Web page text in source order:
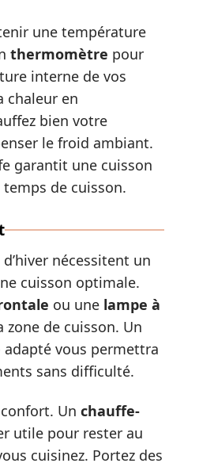
une température
thermomètre pour
interne de vos
chaleur en
bien votre
le froid ambiant.
garantit une cuisson
de cuisson.
nécessitent un
cuisson optimale.
ou une lampe à
zone de cuisson. Un
adapté vous permettra
sans difficulté.
Un chauffe-
utile pour rester au
cuisinez. Portez des